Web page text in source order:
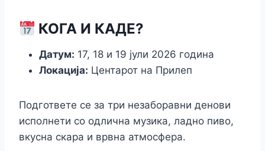
КОГА И КАДЕ?
Датум: 17, 18 и 19 јули 2026 година
Локација: Центарот на Прилеп
Подгответе се за три незаборавни денови
исполнети со одлична музика, ладно пиво,
вкусна скара и врвна атмосфера.